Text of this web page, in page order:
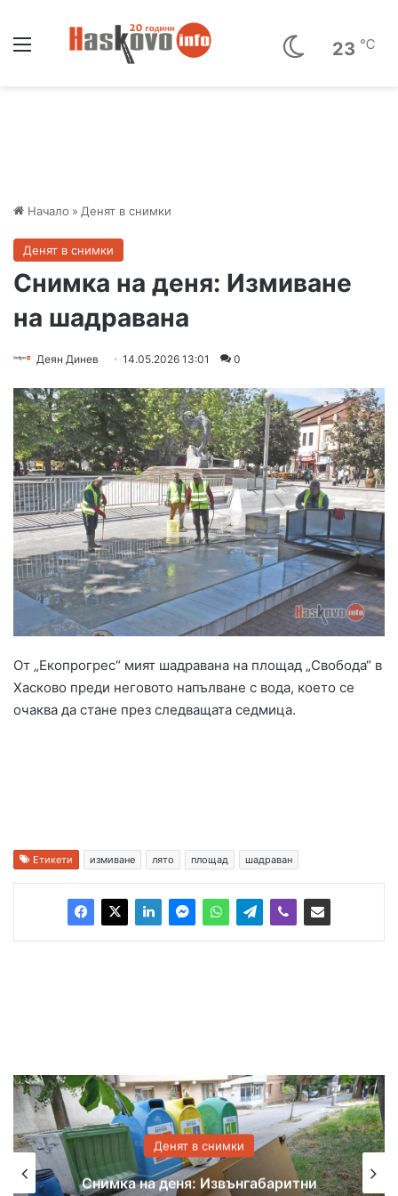
23 ℃
Начало » Денят в снимки
Денят в снимки
Снимка на деня: Измиване
на шадравана
Деян Динев 14.05.2026 13:01 0
От „Екопрогрес“ мият шадравана на площад „Свобода“ в
Хасково преди неговото напълване с вода, което се
очаква да стане през следващата седмица.
Етикети измиване лято площад шадраван
Денят в снимки
Снимка на деня: Висящ проводник